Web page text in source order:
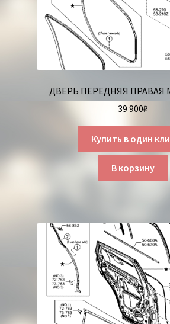
ДВЕРЬ ПЕРЕДНЯЯ ПРАВАЯ
39 900₽
Купить в один
В корзину